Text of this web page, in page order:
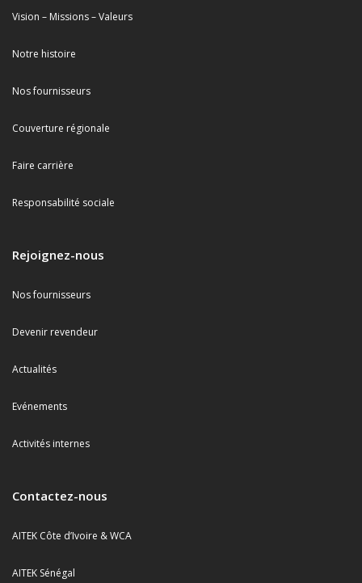
Vision – Missions – Valeurs
Notre histoire
Nos fournisseurs
Couverture régionale
Faire carrière
Responsabilité sociale
Rejoignez-nous
Nos fournisseurs
Devenir revendeur
Actualités
Evénements
Activités internes
Contactez-nous
AITEK Côte d’Ivoire & WCA
AITEK Sénégal